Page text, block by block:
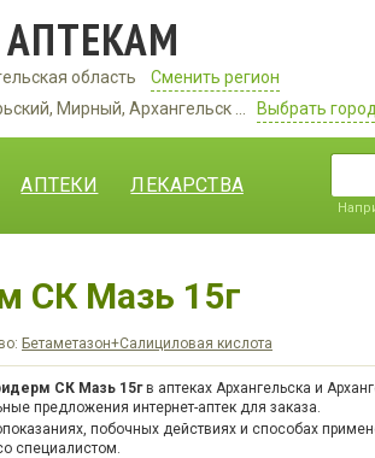
область
Сменить регион
Мирный, Архангельск ...
Выбрать
АПТЕКИ ЛЕКАРСТВА
СК Мазь 15г
Бетаметазон+Салициловая кислота
СК Мазь 15гв аптеках Архангельска и
предложения интернет-аптек для заказа.
побочных действиях и способах
специалистом.